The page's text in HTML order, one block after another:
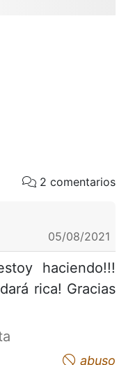
2 comentarios
05/08/2021
haciendo!!!
rica! Gracias
abuso